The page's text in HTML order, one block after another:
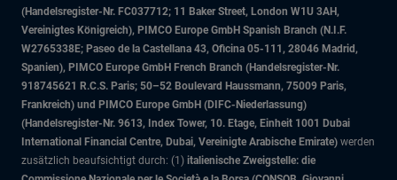
(Handelsregister-Nr. FC037712; 11 Baker Street, London W1U 3AH,
Vereinigtes Königreich), PIMCO Europe GmbH Spanish Branch (N.I.F.
W2765338E; Paseo de la Castellana 43, Oficina 05-111, 28046 Madrid,
Spanien), PIMCO Europe GmbH French Branch (Handelsregister-Nr.
918745621 R.C.S. Paris; 50–52 Boulevard Haussmann, 75009 Paris,
Frankreich) und PIMCO Europe GmbH (DIFC-Niederlassung)
(Handelsregister-Nr. 9613, Index Tower, 10. Etage, Einheit 1001 Dubai
International Financial Centre, Dubai, Vereinigte Arabische Emirate) werden
zusätzlich beaufsichtigt durch: (1) italienische Zweigstelle: die